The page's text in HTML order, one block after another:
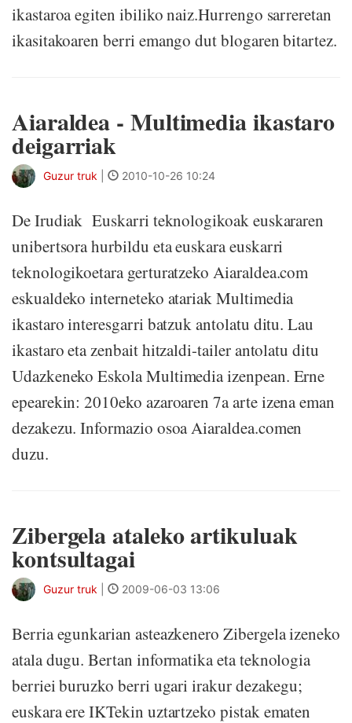
ikastaroa egiten ibiliko naiz.Hurrengo sarreretan
ikasitakoaren berri emango dut blogaren bitartez.
Aiaraldea - Multimedia ikastaro
deigarriak
Guzur truk 2010-10-26 10:24
De Irudiak Euskarri teknologikoak euskararen
unibertsora hurbildu eta euskara euskarri
teknologikoetara gerturatzeko Aiaraldea.com
eskualdeko interneteko atariak Multimedia
ikastaro interesgarri batzuk antolatu ditu. Lau
ikastaro eta zenbait hitzaldi-tailer antolatu ditu
Udazkeneko Eskola Multimedia izenpean. Erne
epearekin: 2010eko azaroaren 7a arte izena eman
dezakezu. Informazio osoa Aiaraldea.comen
duzu.
Zibergela ataleko artikuluak
kontsultagai
Guzur truk 2009-06-03 13:06
Berria egunkarian asteazkenero Zibergela izeneko
atala dugu. Bertan informatika eta teknologia
berriei buruzko berri ugari irakur dezakegu;
euskara ere IKTekin uztartzeko pistak ematen